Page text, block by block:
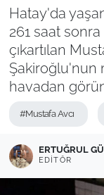
Hatay'da
261 saat
çıkartılan
Şakiroğlu'nun
havadan
#Mustafa Avcı
ERTUĞRUL
EDITÖR
Sendika
Sağlık
Eğitim
Sağlık
Güncel
Kamu
Tüm
Son
Haber Arşivi